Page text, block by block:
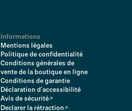
Informations
Mentions légales
Politique de confidentialité
Conditions générales de
vente de la boutique en ligne
Conditions de garantie
Déclaration d'accessibilité
Avis de sécurité
Declarer la rétraction